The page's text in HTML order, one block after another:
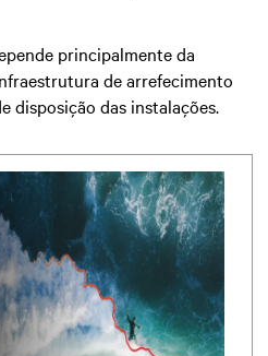
principalmente da
de arrefecimento
disposição das instalações.